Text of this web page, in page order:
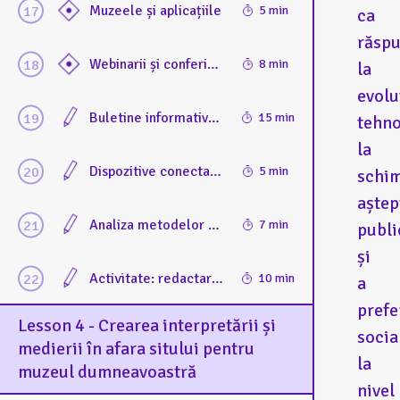
ca
la
la
și
a
la
nivel
Muzeele și aplicațiile 5 min
Webinarii și conferințe on-line: practici recomandate pentru organizarea de evenimente virtuale care implică un public larg 8 min
Buletine informative culturale pentru publicul de la distanță: strategii pentru construirea de buletine informative eficiente, care să informeze și să implice publicul de la distanță. 15 min
Dispozitive conectate și Internet of Things (IoT) [Internetul lucrurilor] în medierea off-site 5 min
Analiza metodelor și instrumentelor utilizate și impactul acestora asupra implicării publicului 7 min
Activitate: redactarea unui buletin informativ pentru implicarea de la distanță. Participanții creează un buletin informativ captivant și accesibil pentru publicul muzeelor on-line 10 min
Lesson 4 - Crearea interpretării și
medierii în afara sitului pentru
muzeul dumneavoastră